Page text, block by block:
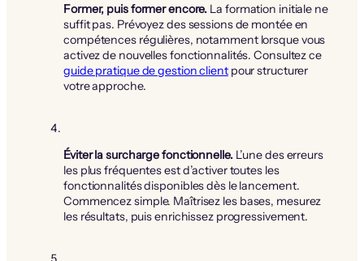
Former, puis former encore. La formation initiale ne
suffit pas. Prévoyez des sessions de montée en
compétences régulières, notamment lorsque vous
activez de nouvelles fonctionnalités. Consultez ce
guide pratique de gestion clientpour structurer
votre approche.
Éviter la surcharge fonctionnelle.L’une des erreurs
les plus fréquentes est d’activer toutes les
fonctionnalités disponibles dès le lancement.
Commencez simple. Maîtrisez les bases, mesurez
les résultats, puis enrichissez progressivement.